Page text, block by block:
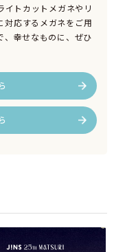
トカットメガネやリ
対応するメガネをご用
、幸せなものに、ぜひ